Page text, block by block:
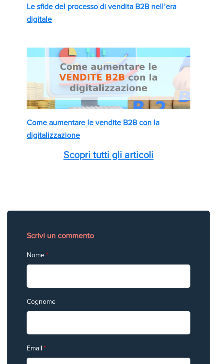
Le sfide del processo di vendita B2B nell’era
digitale
Come aumentare le vendite B2B con la
digitalizzazione
Scopri tutti gli articoli
Scrivi un commento
Nome*
Cognome
Email *